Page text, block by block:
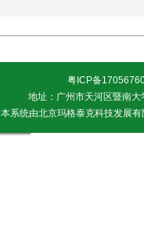
粤ICP备
地址：广州市天河区暨南
本系统由北京玛格泰克科技发展有